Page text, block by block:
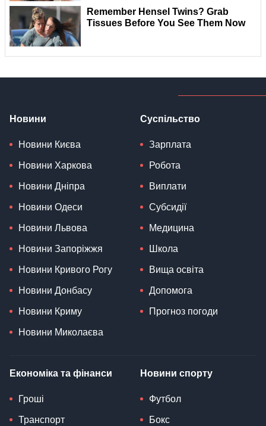
Новини
Новини Києва
Новини Харкова
Новини Дніпра
Новини Одеси
Новини Львова
Новини Запоріжжя
Новини Кривого Рогу
Новини Донбасу
Новини Криму
Новини Миколаєва
Суспільство
Зарплата
Робота
Виплати
Субсидії
Медицина
Школа
Вища освіта
Допомога
Прогноз погоди
Економіка та фінанси
Гроші
Транспорт
Новини спорту
Футбол
Бокс